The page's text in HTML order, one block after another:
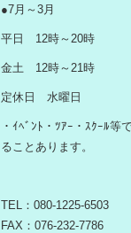
●7月～3月
平日 12時～20時
金土 12時～21時
定休日 水曜日
・ｲﾍﾞﾝﾄ・ﾂｱｰ・ｽｸｰﾙ等
ることあります。
TEL：080-1225-6503
FAX：076-232-7786